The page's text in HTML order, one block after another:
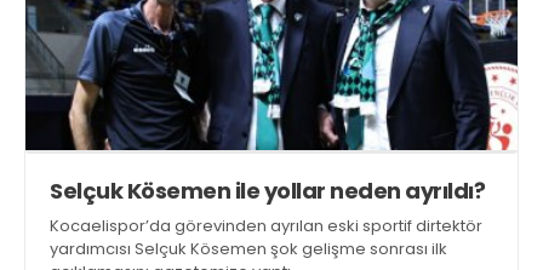
Selçuk Kösemen ile yollar neden ayrıldı?
Kocaelispor’da görevinden ayrılan eski sportif dirtektör
yardımcısı Selçuk Kösemen şok gelişme sonrası ilk